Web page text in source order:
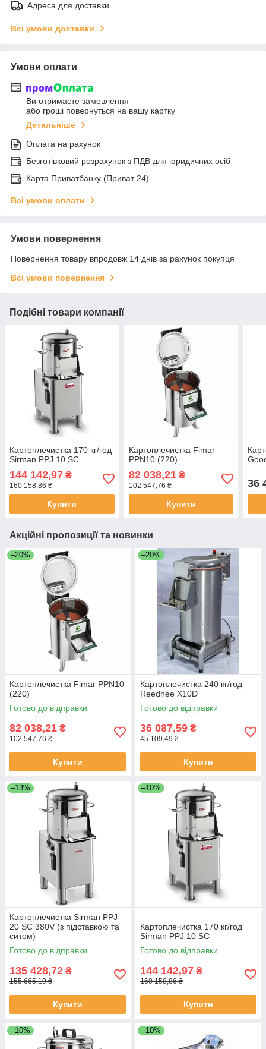
Адреса для доставки
Всі умови доставки
Умови оплати
Ви отримаєте замовлення
або гроші повернуться на вашу картку
Детальніше
Оплата на рахунок
Безготівковий розрахунок з ПДВ для юридичних осіб
Карта Приватбанку (Приват 24)
Всі умови оплати
Умови повернення
Повернення товару впродовж 14 днів за рахунок покупця
Всі умови повернення
Подібні товари компанії
Картоплечистка 170 кг/год
Sirman PPJ 10 SC
144 142,97 ₴
160 158,86 ₴
Купити
Картоплечистка Fimar
PPN10 (220)
82 038,21₴
102 547,76 ₴
Купити
36
Акційні пропозиції та новинки
–20%
Картоплечистка Fimar PPN10
(220)
Готово до відправки
82 038,21 ₴
102 547,76 ₴
Купити
–20%
Картоплечистка 240 кг/год
Reednee X10D
Готово до відправки
36 087,59 ₴
45 109,49 ₴
Купити
–13%
Картоплечистка Sirman PPJ
20 SC 380V (з підставкою та
ситом)
Готово до відправки
135 428,72 ₴
155 665,19 ₴
Купити
–10%
Картоплечистка 170 кг/год
Sirman PPJ 10 SC
Готово до відправки
144 142,97 ₴
160 158,86 ₴
Купити
–10% –10%